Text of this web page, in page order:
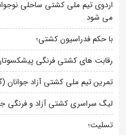
می شود
با حکم فدراسیون کشتی؛
رقابت های کشتی فرنگی
تمرین تیم ملی کشتی آزاد
لیگ سراسری کشتی آزاد و فرنگی
تسلیت؛